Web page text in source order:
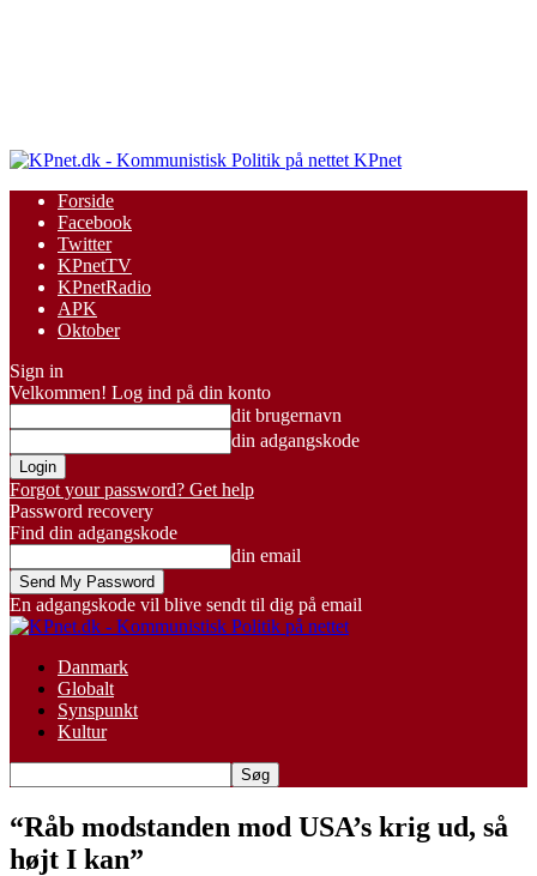
KPnet
Forside
Facebook
Twitter
KPnetTV
KPnetRadio
APK
Oktober
Sign in
Velkommen! Log ind på din konto
dit brugernavn
din adgangskode
Forgot your password? Get help
Password recovery
Find din adgangskode
din email
En adgangskode vil blive sendt til dig på email
Danmark
Globalt
Synspunkt
Kultur
“Råb modstanden mod USA’s krig ud, så
højt I kan”